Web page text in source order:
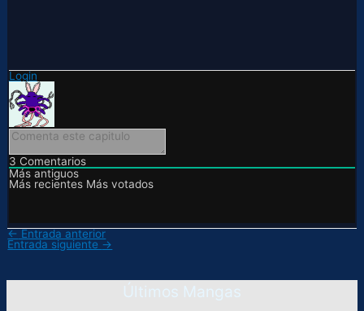
Login
3 Comentarios
Más antiguos
Más recientes Más votados
← Entrada anterior
Entrada siguiente →
Últimos Mangas